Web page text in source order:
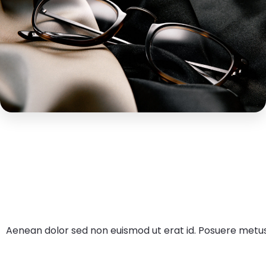
Aenean dolor sed non euismod ut erat id. Posuere